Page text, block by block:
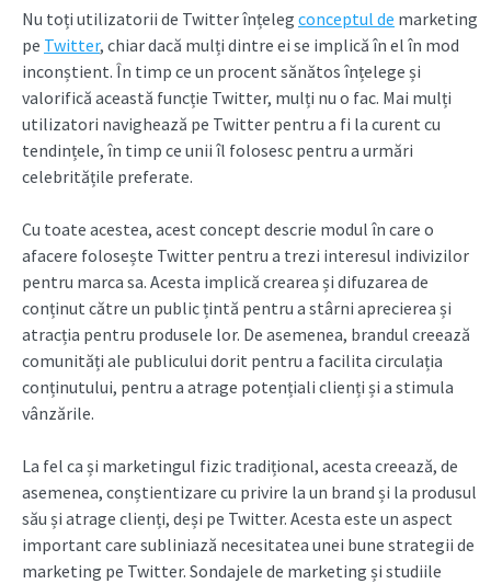
Nu toți utilizatorii de Twitter înțeleg conceptul de marketing
pe Twitter, chiar dacă mulți dintre ei se implică în el în mod
inconștient. În timp ce un procent sănătos înțelege și
valorifică această funcție Twitter, mulți nu o fac. Mai mulți
utilizatori navighează pe Twitter pentru a fi la curent cu
tendințele, în timp ce unii îl folosesc pentru a urmări
celebritățile preferate.
Cu toate acestea, acest concept descrie modul în care o
afacere folosește Twitter pentru a trezi interesul indivizilor
pentru marca sa. Acesta implică crearea și difuzarea de
conținut către un public țintă pentru a stârni aprecierea și
atracția pentru produsele lor. De asemenea, brandul creează
comunități ale publicului dorit pentru a facilita circulația
conținutului, pentru a atrage potențiali clienți și a stimula
vânzările.
La fel ca și marketingul fizic tradițional, acesta creează, de
asemenea, conștientizare cu privire la un brand și la produsul
său și atrage clienți, deși pe Twitter. Acesta este un aspect
important care subliniază necesitatea unei bune strategii de
marketing pe Twitter. Sondajele de marketing și studiile